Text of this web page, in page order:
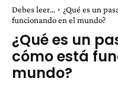
Debes leer...
¿Qué es un
funcionando en el mundo?
¿Qué es un
cómo está
mundo?